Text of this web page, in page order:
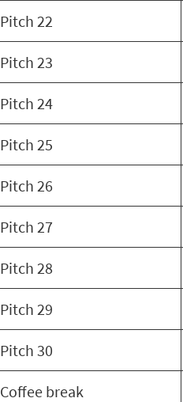
Pitch 22
Pitch 23
Pitch 24
Pitch 25
Pitch 26
Pitch 27
Pitch 28
Pitch 29
Pitch 30
Coffee break